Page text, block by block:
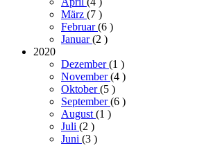
März (7 )
Februar(6 )
Januar(2 )
2020
Dezember(1 )
November(4 )
Oktober(5 )
September(6 )
August(1 )
Juli (2 )
Juni (3 )